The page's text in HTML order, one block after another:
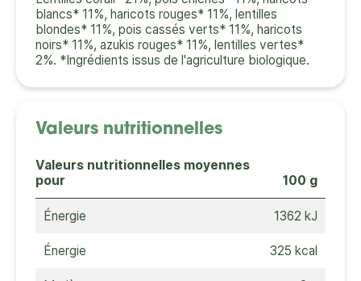
blancs* 11%, haricots rouges* 11%, lentilles
blondes* 11%, pois cassés verts* 11%, haricots
noirs* 11%, azukis rouges* 11%, lentilles vertes*
2%. *Ingrédients issus de l'agriculture biologique.
Valeurs nutritionnelles
Valeurs nutritionnelles moyennes
pour
100 g
Énergie 1362 kJ
Énergie 325 kcal